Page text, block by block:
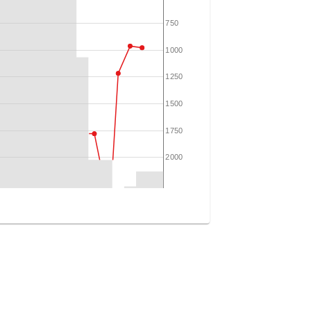
750
1000
1250
1500
1750
2000